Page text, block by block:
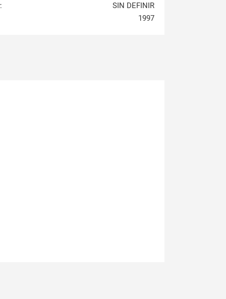
:
SIN DEFINIR
1997